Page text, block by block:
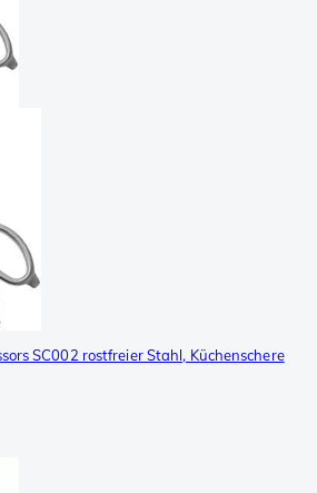
SC002 rostfreier Stahl, Küchenschere